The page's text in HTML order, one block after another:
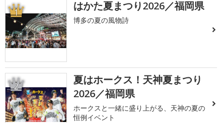
1 はかた夏まつり2026／福岡県
博多の夏の風物詩
2
夏はホークス！天神夏まつり
2026／福岡県
ホークスと一緒に盛り上がる、天神の夏の
恒例イベント